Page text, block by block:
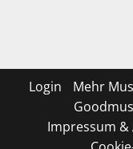
Login
Mehr
Impressum &